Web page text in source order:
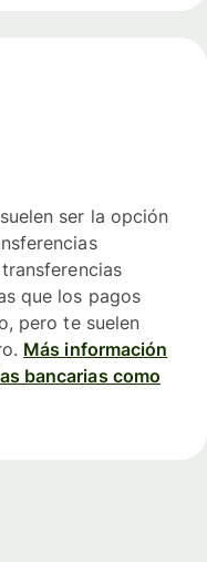
ser la opción
que los pagos
pero te suelen
Más información
bancarias como